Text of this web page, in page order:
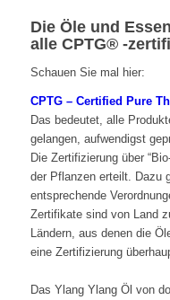
Die Öle und
alle CPTG® -
Schauen Sie mal hier:
CPTG – Certified Pure
Das bedeutet, alle
gelangen, aufwendigst
Die Zertifizierung über
der Pflanzen erteilt. Dazu
entsprechende
Zertifikate sind von Land
Ländern, aus denen die
eine Zertifizierung
Das Ylang Ylang Öl von